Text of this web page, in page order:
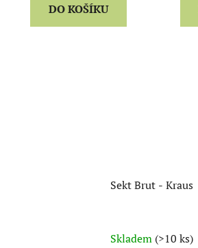
DO KOŠÍKU
Sekt Brut - Kraus
Skladem (>10 ks)